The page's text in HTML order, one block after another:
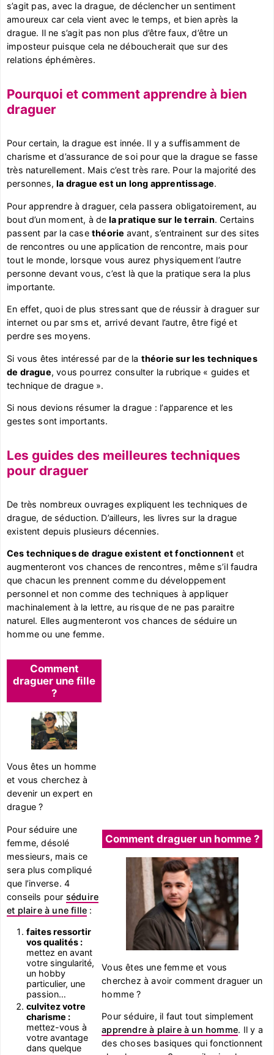
s’agit pas, avec la drague, de déclencher un sentiment
amoureux car cela vient avec le temps, et bien après la
drague. Il ne s’agit pas non plus d’être faux, d’être un
imposteur puisque cela ne déboucherait que sur des
relations éphémères.
Pourquoi et comment apprendre à bien
draguer
Pour certain, la drague est innée. Il y a suffisamment de
charisme et d’assurance de soi pour que la drague se fasse
très naturellement. Mais c’est très rare. Pour la majorité des
personnes, la drague est un long apprentissage.
Pour apprendre à draguer, cela passera obligatoirement, au
bout d’un moment, à de la pratique sur le terrain. Certains
passent par la case théorie avant, s’entrainent sur des sites
de rencontres ou une application de rencontre, mais pour
tout le monde, lorsque vous aurez physiquement l’autre
personne devant vous, c’est là que la pratique sera la plus
importante.
En effet, quoi de plus stressant que de réussir à draguer sur
internet ou par sms et, arrivé devant l’autre, être figé et
perdre ses moyens.
Si vous êtes intéressé par de la théorie sur les techniques
de drague, vous pourrez consulter la rubrique « guides et
technique de drague ».
Si nous devions résumer la drague : l’apparence et les
gestes sont importants.
Les guides des meilleures techniques
pour draguer
De très nombreux ouvrages expliquent les techniques de
drague, de séduction. D’ailleurs, les livres sur la drague
existent depuis plusieurs décennies.
Ces techniques de drague existent et fonctionnent et
augmenteront vos chances de rencontres, même s’il faudra
que chacun les prennent comme du développement
personnel et non comme des techniques à appliquer
machinalement à la lettre, au risque de ne pas paraitre
naturel. Elles augmenteront vos chances de séduire un
homme ou une femme.
Comment
draguer une fille
?
Vous êtes un homme
et vous cherchez à
devenir un expert en
drague ?
Pour séduire une
femme, désolé
messieurs, mais ce
sera plus compliqué
que l’inverse. 4
conseils pour séduire
et plaire à une fille :
faites ressortir
vos qualités :
mettez en avant
votre singularité,
un hobby
particulier, une
passion…
culvitez votre
charisme :
mettez-vous à
votre avantage
dans quelque
Comment draguer un homme ?
Vous êtes une femme et vous
cherchez à avoir comment draguer un
homme ?
Pour séduire, il faut tout simplement
apprendre à plaire à un homme. Il y a
des choses basiques qui fonctionnent